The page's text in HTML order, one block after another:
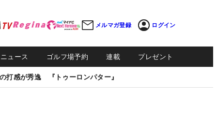
メルマガ登録 ログイン
ュース ゴルフ場予約 連載 プレゼント
打感が秀逸 『トゥーロンパター』